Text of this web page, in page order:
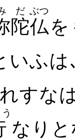
陀
だ
仏
ぶつ
いふ
すな
なり​